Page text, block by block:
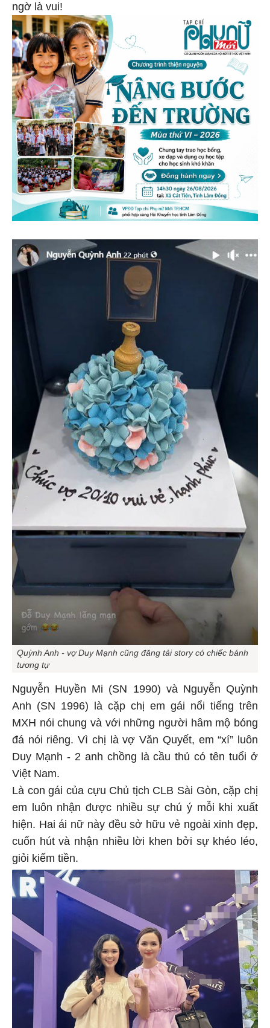
ngờ là vui!
Quỳnh Anh - vợ Duy Mạnh cũng đăng tải story có chiếc bánh
tương tự
Nguyễn Huyền Mi (SN 1990) và Nguyễn Quỳnh
Anh (SN 1996) là cặp chị em gái nổi tiếng trên
MXH nói chung và với những người hâm mộ bóng
đá nói riêng. Vì chị là vợ Văn Quyết, em “xí” luôn
Duy Mạnh - 2 anh chồng là cầu thủ có tên tuổi ở
Việt Nam.
Là con gái của cựu Chủ tịch CLB Sài Gòn, cặp chị
em luôn nhận được nhiều sự chú ý mỗi khi xuất
hiện. Hai ái nữ này đều sở hữu vẻ ngoài xinh đẹp,
cuốn hút và nhận nhiều lời khen bởi sự khéo léo,
giỏi kiếm tiền.